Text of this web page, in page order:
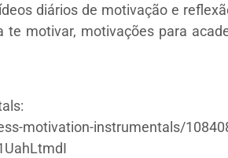
diários de motivação e
motivar, motivações para
motivation-instrumentals/